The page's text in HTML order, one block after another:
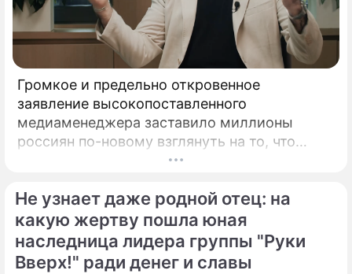
Громкое и предельно откровенное
заявление высокопоставленного
медиаменеджера заставило миллионы
россиян по-новому взглянуть на то, что
годами происходит на экране главного
Генеральный директор мощнейшего
холдинга "Газпром-медиа" Александр Жаров
решился на неожидаемый и крайне острый
демарш.
Не узнает даже родной отец: на
какую жертву пошла юная
наследница лидера группы "Руки
Вверх!" ради денег и славы